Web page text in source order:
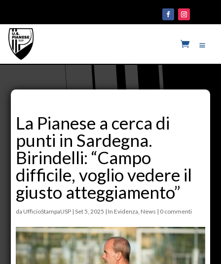
La Pianese a cerca di
punti in Sardegna.
Birindelli: “Campo
difficile, voglio vedere il
giusto atteggiamento”
da UfficioStampaUSP |Set 5, 2025 | In Evidenza, News | 0 commenti